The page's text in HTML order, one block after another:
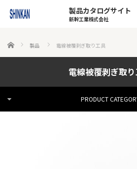
製品カタログサイト
新幹工業株式会社
ホーム 製品 電線被覆剥ぎ取り工具
電線被覆剥ぎ取
PRODUCT